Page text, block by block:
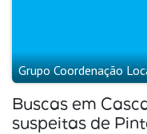
Grupo Coordenação
Buscas em
suspeitas de